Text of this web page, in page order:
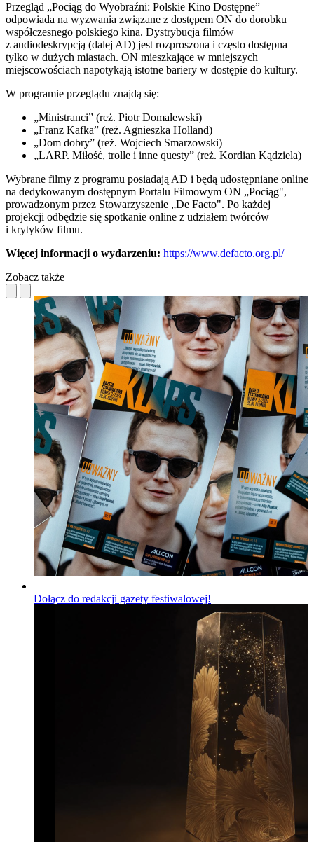
Przegląd „Pociąg do Wyobraźni: Polskie Kino Dostępne”
odpowiada na wyzwania związane z dostępem ON do dorobku
współczesnego polskiego kina. Dystrybucja filmów
z audiodeskrypcją (dalej AD) jest rozproszona i często dostępna
tylko w dużych miastach. ON mieszkające w mniejszych
miejscowościach napotykają istotne bariery w dostępie do kultury.
W programie przeglądu znajdą się:
„Ministranci” (reż. Piotr Domalewski)
„Franz Kafka” (reż. Agnieszka Holland)
„Dom dobry” (reż. Wojciech Smarzowski)
„LARP. Miłość, trolle i inne questy” (reż. Kordian Kądziela)
Wybrane filmy z programu posiadają AD i będą udostępniane online
na dedykowanym dostępnym Portalu Filmowym ON „Pociąg",
prowadzonym przez Stowarzyszenie „De Facto". Po każdej
projekcji odbędzie się spotkanie online z udziałem twórców
i krytyków filmu.
Więcej informacji o wydarzeniu: https://www.defacto.org.pl/
Zobacz także
Dołącz do redakcji gazety festiwalowej!